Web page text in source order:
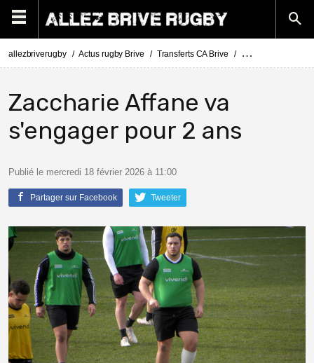
allezbriverugby Actus rugby Brive Transferts CA Brive Actus Transferts
Zaccharie Affane va
s'engager pour 2 ans
Publié le mercredi 18 février 2026 à 11:00
Partager sur Facebook Tweeter